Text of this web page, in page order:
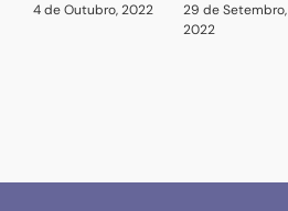
4 de Outubro, 2022
29 de Setembro,
2022